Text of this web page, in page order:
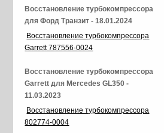
Восстановление турбокомпрессора
для Форд Транзит - 18.01.2024
Восстановление турбокомпрессора
Garrett 787556-0024
Восстановление турбокомпрессора
Garrett для Mercedes GL350 -
11.03.2023
Восстановление турбокомпрессора
802774-0004